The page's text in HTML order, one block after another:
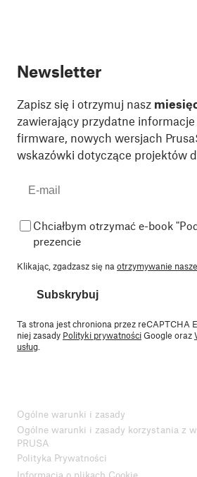
Newsletter
Zapisz się i otrzymuj nasz
zawierający przydatne
firmware, nowych wersjach
wskazówki dotyczące projektów
Chciałbym otrzymać e-book
prezencie
Klikając, zgadzasz się na otrzymywanie
Subskrybuj
Ta strona jest chroniona przez reCAPTCHA
niej zasady Polityki prywatnościGoogle oraz
usług
Ogólne warunki i zasady
Ogólne warunki i zasady korzystania z
PRUSA
Polityka Prywatności